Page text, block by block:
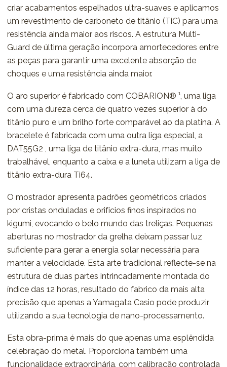
criar acabamentos espelhados ultra-suaves e aplicamos
um revestimento de carboneto de titânio (TiC) para uma
resistência ainda maior aos riscos. A estrutura Multi-
Guard de última geração incorpora amortecedores entre
as peças para garantir uma excelente absorção de
choques e uma resistência ainda maior.
O aro superior é fabricado com COBARION® ¹, uma liga
com uma dureza cerca de quatro vezes superior à do
titânio puro e um brilho forte comparável ao da platina. A
bracelete é fabricada com uma outra liga especial, a
DAT55G2 , uma liga de titânio extra-dura, mas muito
trabalhável, enquanto a caixa e a luneta utilizam a liga de
titânio extra-dura Ti64.
O mostrador apresenta padrões geométricos criados
por cristas onduladas e orifícios finos inspirados no
kigumi, evocando o belo mundo das treliças. Pequenas
aberturas no mostrador da grelha deixam passar luz
suficiente para gerar a energia solar necessária para
manter a velocidade. Esta arte tradicional reflecte-se na
estrutura de duas partes intrincadamente montada do
índice das 12 horas, resultado do fabrico da mais alta
precisão que apenas a Yamagata Casio pode produzir
utilizando a sua tecnologia de nano-processamento.
Esta obra-prima é mais do que apenas uma esplêndida
celebração do metal. Proporciona também uma
funcionalidade extraordinária, com calibração controlada